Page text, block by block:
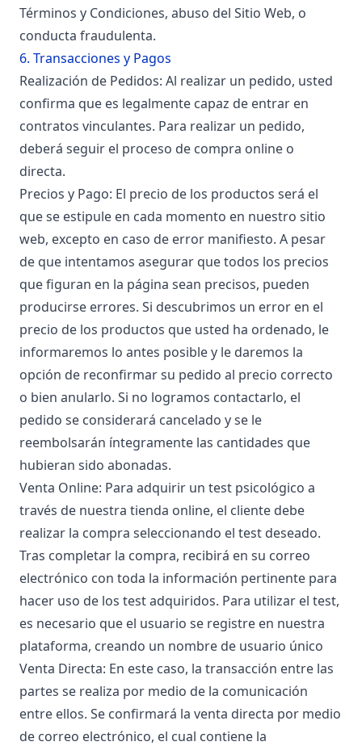
Términos y Condiciones, abuso del Sitio Web, o
conducta fraudulenta.
6. Transacciones y Pagos
Realización de Pedidos: Al realizar un pedido, usted
confirma que es legalmente capaz de entrar en
contratos vinculantes. Para realizar un pedido,
deberá seguir el proceso de compra online o
directa.
Precios y Pago: El precio de los productos será el
que se estipule en cada momento en nuestro sitio
web, excepto en caso de error manifiesto. A pesar
de que intentamos asegurar que todos los precios
que figuran en la página sean precisos, pueden
producirse errores. Si descubrimos un error en el
precio de los productos que usted ha ordenado, le
informaremos lo antes posible y le daremos la
opción de reconfirmar su pedido al precio correcto
o bien anularlo. Si no logramos contactarlo, el
pedido se considerará cancelado y se le
reembolsarán íntegramente las cantidades que
hubieran sido abonadas.
Venta Online: Para adquirir un test psicológico a
través de nuestra tienda online, el cliente debe
realizar la compra seleccionando el test deseado.
Tras completar la compra, recibirá en su correo
electrónico con toda la información pertinente para
hacer uso de los test adquiridos. Para utilizar el test,
es necesario que el usuario se registre en nuestra
plataforma, creando un nombre de usuario único
Venta Directa: En este caso, la transacción entre las
partes se realiza por medio de la comunicación
entre ellos. Se confirmará la venta directa por medio
de correo electrónico, el cual contiene la